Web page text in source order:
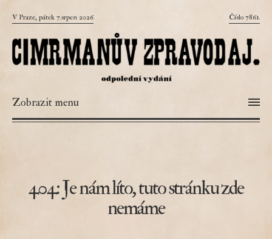
V Praze, pátek 7.srpen 2026 Číslo 7861.
Zobrazit menu
404: Je nám líto, tuto stránku zde
nemáme